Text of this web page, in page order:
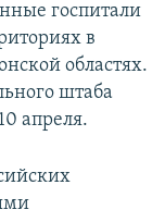
госпитали
в
областях.
штаба
апреля.